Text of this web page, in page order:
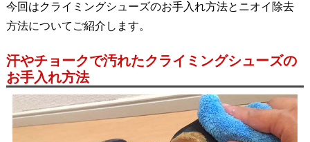
今回はクライミングシューズのお手入れ方法とニオイ除去
方法についてご紹介します。
汗やチョークで汚れたクライミングシューズの
お手入れ方法